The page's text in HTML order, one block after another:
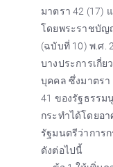
มาตรา 42 (17)
โดยพระราชบัญ
(ฉบับที่ 10) พ.ศ.
บางประการเกี่
บุคคล ซึ่งมาตรา
41 ของรัฐธรร
กระทำได้โดยอ
รัฐมนตรีว่าการ
ดังต่อไปนี้